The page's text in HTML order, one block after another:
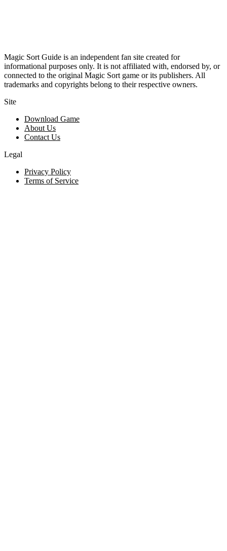
Magic Sort Guide is an independent fan site created for
informational purposes only. It is not affiliated with, endorsed by, or
connected to the original Magic Sort game or its publishers. All
trademarks and copyrights belong to their respective owners.
Site
Download Game
About Us
Contact Us
Legal
Privacy Policy
Terms of Service